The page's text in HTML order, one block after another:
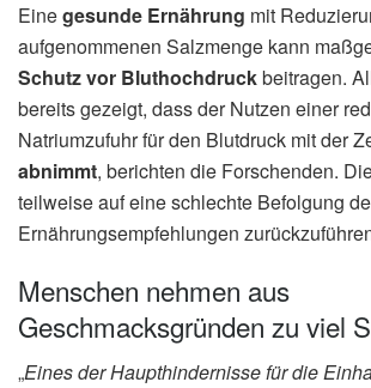
Einegesunde Ernährung mit
aufgenommenen Salzmenge kann
Schutz vor Bluthochdruckbeitragen.
bereits gezeigt, dass der Nutzen einer
Natriumzufuhr für den Blutdruck mit der
abnimmt, berichten die Forschenden.
teilweise auf eine schlechte Befolgung
Ernährungsempfehlungen
Menschen nehmen aus
Geschmacksgründen zu viel
„Eines der Haupthindernisse für die